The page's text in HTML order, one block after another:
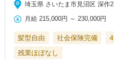
埼玉県 さいたま市見沼区 深作
月給 215,000円 ～230,000円
髪型自由 社会保険完備
残業ほぼなし